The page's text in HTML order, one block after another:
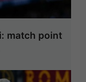
match point